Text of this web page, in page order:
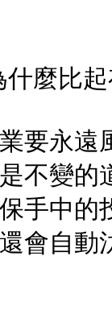
比起
永遠風
不變的
手中的
會自動